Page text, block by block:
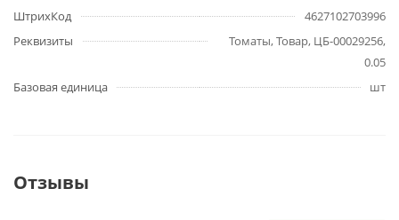
ШтрихКод
4627102703996
Реквизиты
Томаты, Товар, ЦБ-00029256,
0.05
Базовая единица
шт
Отзывы